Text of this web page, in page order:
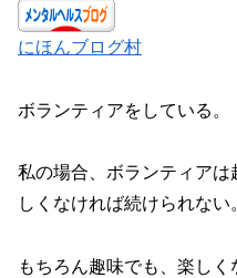
にほんブログ村
ボランティアをしている。
私の場合、ボランティア
しくなければ続けられない
もちろん趣味でも、楽し